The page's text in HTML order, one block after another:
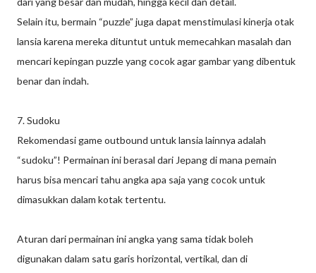
Selain itu, bermain “puzzle” juga dapat menstimulasi kinerja otak
lansia karena mereka dituntut untuk memecahkan masalah dan
mencari kepingan puzzle yang cocok agar gambar yang dibentuk
benar dan indah.
7. Sudoku
Rekomendasi game outbound untuk lansia lainnya adalah
“sudoku”! Permainan ini berasal dari Jepang di mana pemain
harus bisa mencari tahu angka apa saja yang cocok untuk
dimasukkan dalam kotak tertentu.
Aturan dari permainan ini angka yang sama tidak boleh
digunakan dalam satu garis horizontal, vertikal, dan di